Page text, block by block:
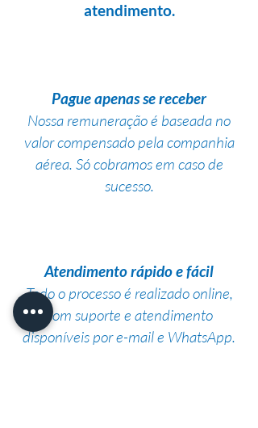
atendimento.
Pague apenas se receber
Nossa remuneração é baseada no
valor compensado pela companhia
aérea. Só cobramos em caso de
sucesso.
Atendimento rápido e fácil
Todo o processo é realizado online,
com suporte e atendimento
disponíveis por e-mail e WhatsApp.